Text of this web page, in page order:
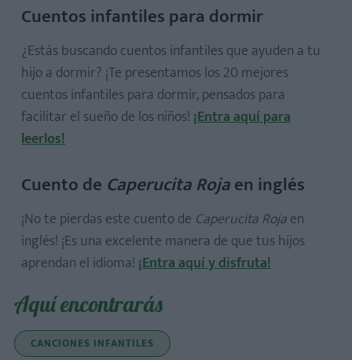
Cuentos infantiles para dormir
¿Estás buscando cuentos infantiles que ayuden a tu
hijo a dormir? ¡Te presentamos los 20 mejores
cuentos infantiles para dormir, pensados para
facilitar el sueño de los niños! ¡Entra aquí para
leerlos!
Cuento de Caperucita Rojaen inglés
¡No te pierdas este cuento de Caperucita Rojaen
inglés! ¡Es una excelente manera de que tus hijos
aprendan el idioma! ¡Entra aquí y disfruta!
Aquí encontrarás
CANCIONES INFANTILES